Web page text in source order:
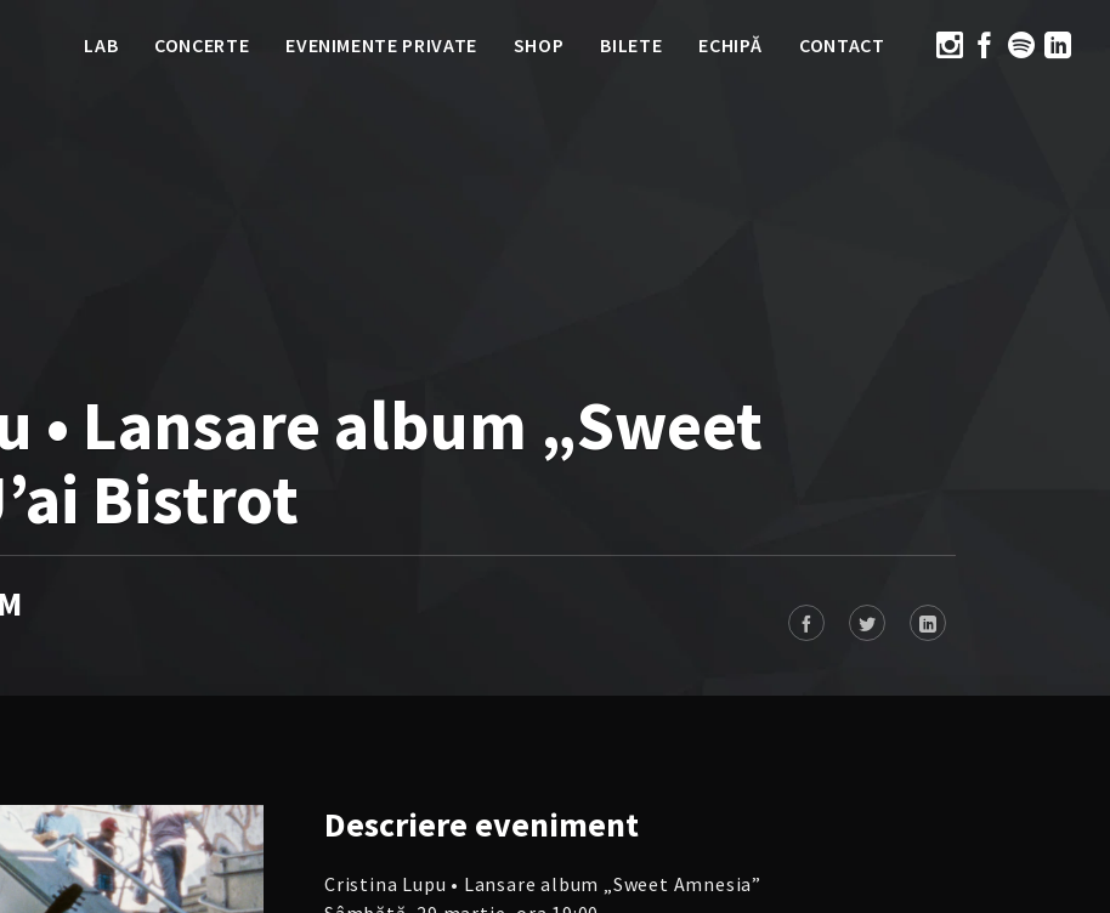
LAB CONCERTE EVENIMENTE PRIVATE SHOP BILETE ECHIPĂ CONTACT
• Lansare album „Sweet
Bistrot
Descriere eveniment
Cristina Lupu • Lansare album „Sweet Amnesia”